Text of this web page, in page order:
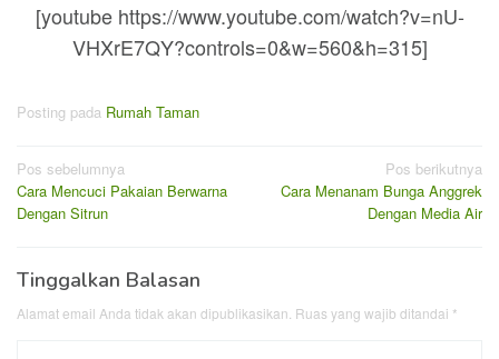
[youtube https://www.youtube.com/watch?v=nU-
VHXrE7QY?controls=0&w=560&h=315]
Posting pada Rumah Taman
Navigasi
pos
Pos sebelumnya
Cara Mencuci Pakaian Berwarna
Dengan Sitrun
Pos berikutnya
Cara Menanam Bunga Anggrek
Dengan Media Air
Tinggalkan Balasan
Alamat email Anda tidak akan dipublikasikan. Ruas yang wajib ditandai *